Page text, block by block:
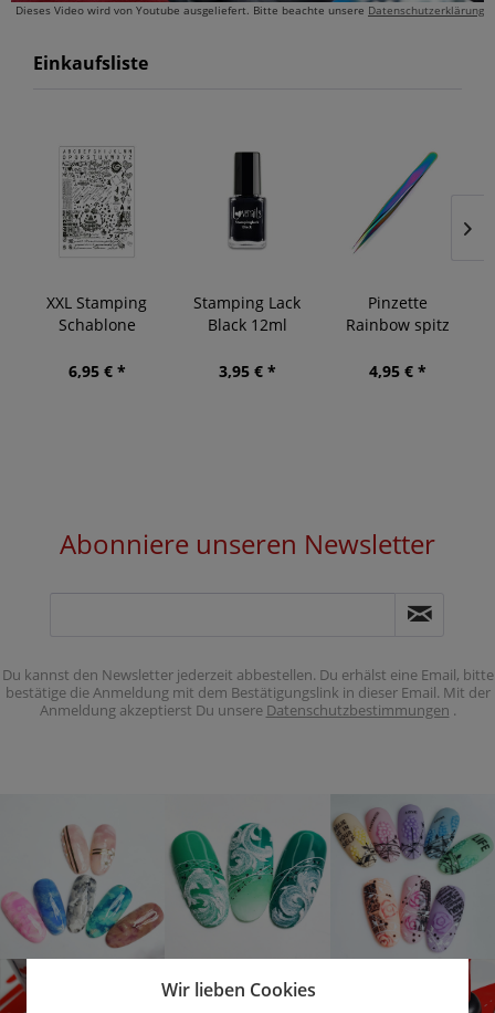
Dieses Video wird von Youtube ausgeliefert. Bitte beachte unsere Datenschutzerklärung
Einkaufsliste
XXL Stamping
Schablone
6,95 € *
Stamping Lack
Black 12ml
3,95 € *
Pinzette
Rainbow spitz
4,95 € *
Abonniere unseren Newsletter
Du kannst den Newsletter jederzeit abbestellen. Du erhälst eine Email, bitte
bestätige die Anmeldung mit dem Bestätigungslink in dieser Email. Mit der
Anmeldung akzeptierst Du unsere Datenschutzbestimmungen .
Wir lieben Cookies